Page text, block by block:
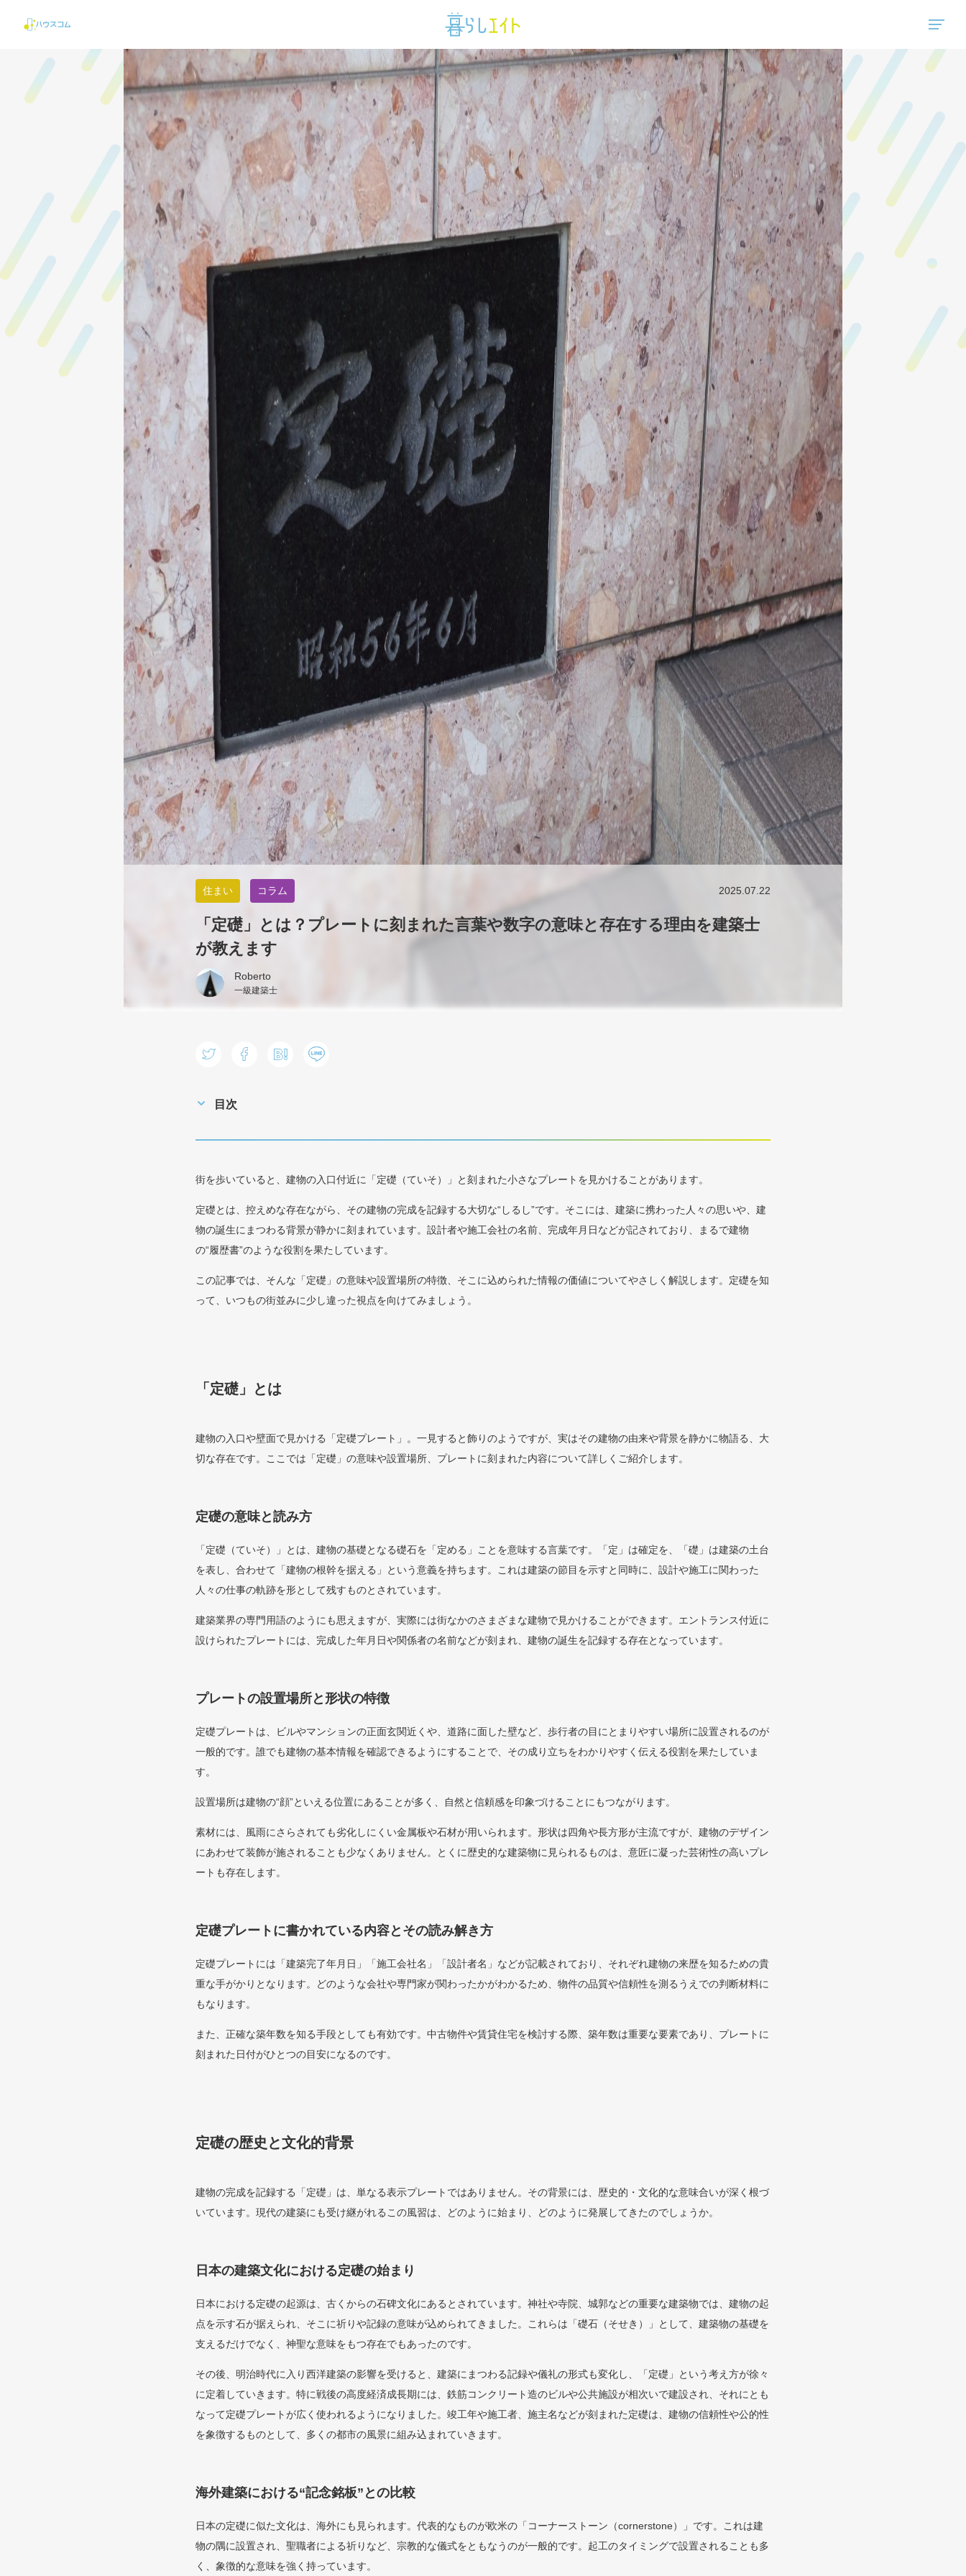
2025.07.22
住まい コラム
「定礎」とは？プレートに刻まれた言葉や数字の意味と存在する理由を建築士
が教えます
Roberto
一級建築士
目次
街を歩いていると、建物の入口付近に「定礎（ていそ）」と刻まれた小さなプレートを見かけることがあります。
定礎とは、控えめな存在ながら、その建物の完成を記録する大切な“しるし”です。そこには、建築に携わった人々の思いや、建
物の誕生にまつわる背景が静かに刻まれています。設計者や施工会社の名前、完成年月日などが記されており、まるで建物
の“履歴書”のような役割を果たしています。
この記事では、そんな「定礎」の意味や設置場所の特徴、そこに込められた情報の価値についてやさしく解説します。定礎を知
って、いつもの街並みに少し違った視点を向けてみましょう。
「定礎」とは
建物の入口や壁面で見かける「定礎プレート」。一見すると飾りのようですが、実はその建物の由来や背景を静かに物語る、大
切な存在です。ここでは「定礎」の意味や設置場所、プレートに刻まれた内容について詳しくご紹介します。
定礎の意味と読み方
「定礎（ていそ）」とは、建物の基礎となる礎石を「定める」ことを意味する言葉です。「定」は確定を、「礎」は建築の土台
を表し、合わせて「建物の根幹を据える」という意義を持ちます。これは建築の節目を示すと同時に、設計や施工に関わった
人々の仕事の軌跡を形として残すものとされています。
建築業界の専門用語のようにも思えますが、実際には街なかのさまざまな建物で見かけることができます。エントランス付近に
設けられたプレートには、完成した年月日や関係者の名前などが刻まれ、建物の誕生を記録する存在となっています。
プレートの設置場所と形状の特徴
定礎プレートは、ビルやマンションの正面玄関近くや、道路に面した壁など、歩行者の目にとまりやすい場所に設置されるのが
一般的です。誰でも建物の基本情報を確認できるようにすることで、その成り立ちをわかりやすく伝える役割を果たしていま
す。
設置場所は建物の“顔”といえる位置にあることが多く、自然と信頼感を印象づけることにもつながります。
素材には、風雨にさらされても劣化しにくい金属板や石材が用いられます。形状は四角や長方形が主流ですが、建物のデザイン
にあわせて装飾が施されることも少なくありません。とくに歴史的な建築物に見られるものは、意匠に凝った芸術性の高いプレ
ートも存在します。
定礎プレートに書かれている内容とその読み解き方
定礎プレートには「建築完了年月日」「施工会社名」「設計者名」などが記載されており、それぞれ建物の来歴を知るための貴
重な手がかりとなります。どのような会社や専門家が関わったかがわかるため、物件の品質や信頼性を測るうえでの判断材料に
もなります。
また、正確な築年数を知る手段としても有効です。中古物件や賃貸住宅を検討する際、築年数は重要な要素であり、プレートに
刻まれた日付がひとつの目安になるのです。
定礎の歴史と文化的背景
建物の完成を記録する「定礎」は、単なる表示プレートではありません。その背景には、歴史的・文化的な意味合いが深く根づ
いています。現代の建築にも受け継がれるこの風習は、どのように始まり、どのように発展してきたのでしょうか。
日本の建築文化における定礎の始まり
日本における定礎の起源は、古くからの石碑文化にあるとされています。神社や寺院、城郭などの重要な建築物では、建物の起
点を示す石が据えられ、そこに祈りや記録の意味が込められてきました。これらは「礎石（そせき）」として、建築物の基礎を
支えるだけでなく、神聖な意味をもつ存在でもあったのです。
その後、明治時代に入り西洋建築の影響を受けると、建築にまつわる記録や儀礼の形式も変化し、「定礎」という考え方が徐々
に定着していきます。特に戦後の高度経済成長期には、鉄筋コンクリート造のビルや公共施設が相次いで建設され、それにとも
なって定礎プレートが広く使われるようになりました。竣工年や施工者、施主名などが刻まれた定礎は、建物の信頼性や公的性
を象徴するものとして、多くの都市の風景に組み込まれていきます。
海外建築における“記念銘板”との比較
日本の定礎に似た文化は、海外にも見られます。代表的なものが欧米の「コーナーストーン（cornerstone）」です。これは建
物の隅に設置され、聖職者による祈りなど、宗教的な儀式をともなうのが一般的です。起工のタイミングで設置されることも多
く、象徴的な意味を強く持っています。